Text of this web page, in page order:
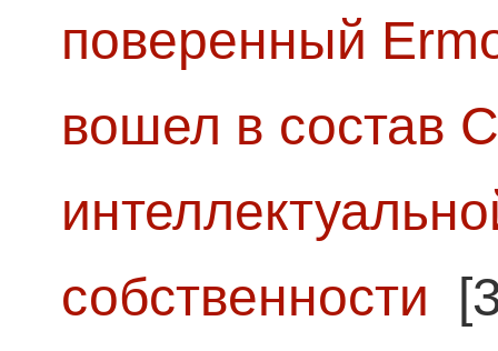
поверенный
вошел в состав
собственности